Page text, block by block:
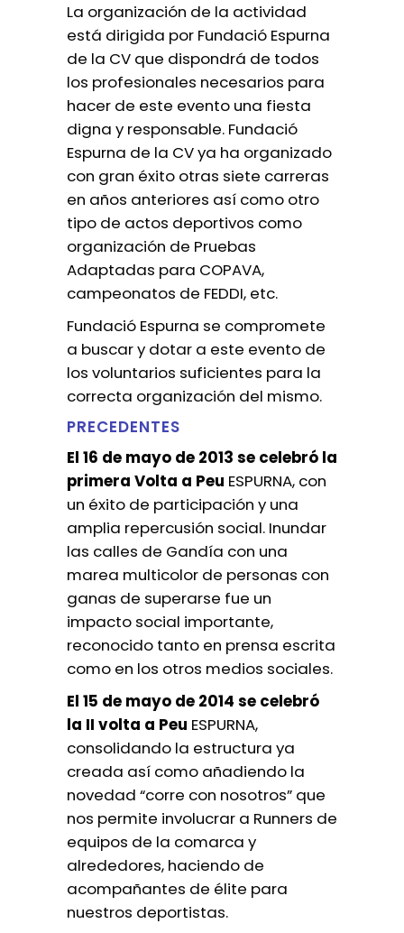
La organización de la actividad
está dirigida por Fundació Espurna
de la CV que dispondrá de todos
los profesionales necesarios para
hacer de este evento una fiesta
digna y responsable. Fundació
Espurna de la CV ya ha organizado
con gran éxito otras siete carreras
en años anteriores así como otro
tipo de actos deportivos como
organización de Pruebas
Adaptadas para COPAVA,
campeonatos de FEDDI, etc.
Fundació Espurna se compromete
a buscar y dotar a este evento de
los voluntarios suficientes para la
correcta organización del mismo.
PRECEDENTES
El 16 de mayo de 2013 se celebró la
primera Volta a Peu ESPURNA, con
un éxito de participación y una
amplia repercusión social. Inundar
las calles de Gandía con una
marea multicolor de personas con
ganas de superarse fue un
impacto social importante,
reconocido tanto en prensa escrita
como en los otros medios sociales.
El 15 de mayo de 2014 se celebró
la II volta a Peu ESPURNA,
consolidando la estructura ya
creada así como añadiendo la
novedad “corre con nosotros” que
nos permite involucrar a Runners de
equipos de la comarca y
alrededores, haciendo de
acompañantes de élite para
nuestros deportistas.